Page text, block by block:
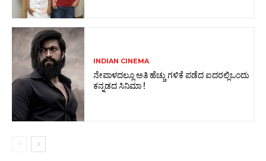
INDIAN CINEMA
ನೇಪಾಳದಲ್ಲೂ ಅತಿ ಹೆಚ್ಚು ಗಳಿಕೆ ಪಡೆದ ಐದರಲ್ಲಿಒಂದು
ಕನ್ನಡದ ಸಿನಿಮಾ !